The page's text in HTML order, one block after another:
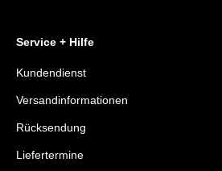
Service + Hilfe
Kundendienst
Versandinformationen
Rücksendung
Liefertermine